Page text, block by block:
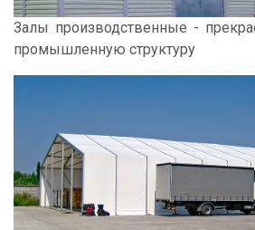
Залы производственные -
промышленную структуру